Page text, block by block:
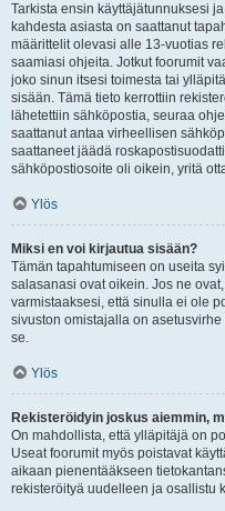
Tarkista ensin käyttäjätunnuksesi
kahdesta asiasta on saattanut
määrittelit olevasi alle 13-vuotias
saamiasi ohjeita. Jotkut foorumit
joko sinun itsesi toimesta tai
sisään. Tämä tieto kerrottiin
lähetettiin sähköpostia, seuraa
saattanut antaa virheellisen
saattaneet jäädä
sähköpostiosoite oli oikein, yritä
Ylös
Miksi en voi kirjautua sisään?
Tämän tapahtumiseen on useita
salasanasi ovat oikein. Jos ne
varmistaaksesi, että sinulla ei ole
sivuston omistajalla on
se.
Ylös
Rekisteröidyin joskus aiemmin,
On mahdollista, että ylläpitäjä on
Useat foorumit myös poistavat
aikaan pienentääkseen
rekisteröityä uudelleen ja osallistu